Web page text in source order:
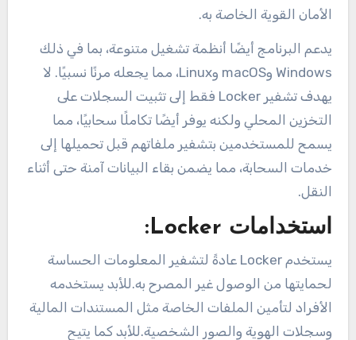
الأمان القوية الخاصة به.
يدعم البرنامج أيضًا أنظمة تشغيل متنوعة، بما في ذلك
Windows وmacOS وLinux، مما يجعله مرنًا نسبيًا. لا
يهدف تشفير Locker فقط إلى تثبيت السجلات على
التخزين المحلي ولكنه يوفر أيضًا تكاملًا سحابيًا، مما
يسمح للمستخدمين بتشفير ملفاتهم قبل تحميلها إلى
خدمات السحابة، مما يضمن بقاء البيانات آمنة حتى أثناء
النقل.
استخدامات Locker:
يستخدم Locker عادةً لتشفير المعلومات الحساسة
لحمايتها من الوصول غير المصرح به.للأبد يستخدمه
الأفراد لتأمين الملفات الخاصة مثل المستندات المالية
وسجلات الهوية والصور الشخصية.للأبد كما يتيح